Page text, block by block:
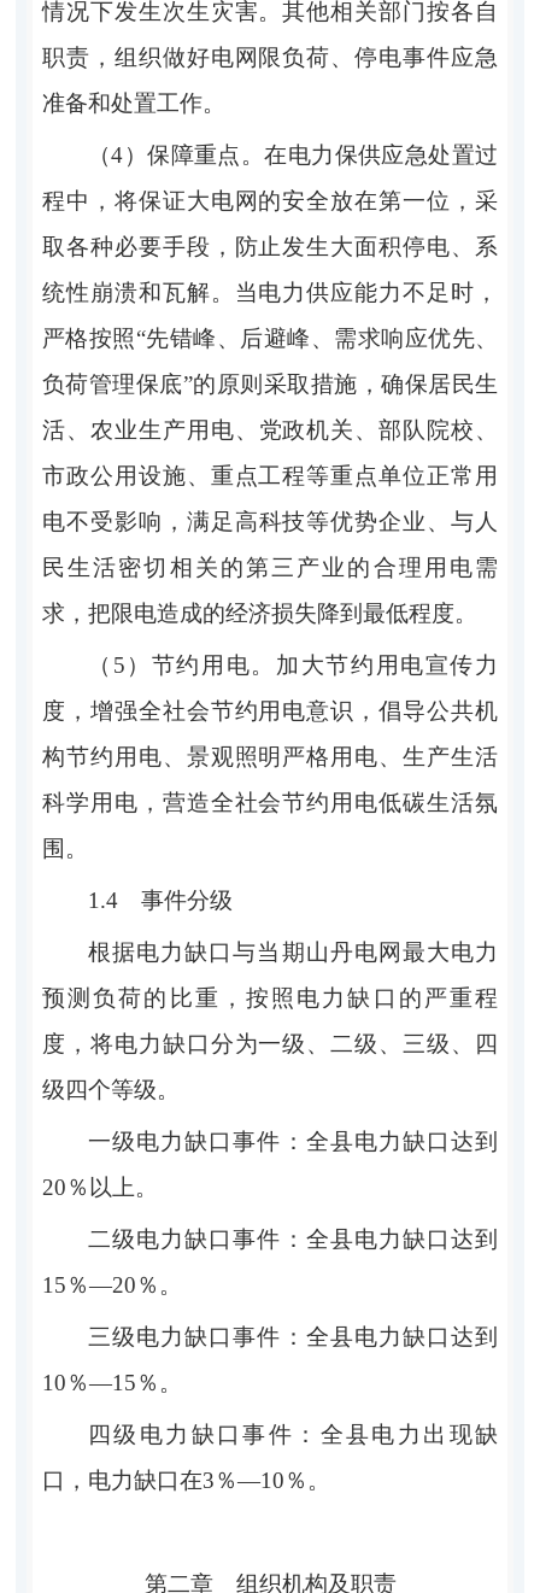
情况下发生次生灾害。其他相关部门按各自
职责，组织做好电网限负荷、停电事件应急
准备和处置工作。
（4）保障重点。在电力保供应急处置过
程中，将保证大电网的安全放在第一位，采
取各种必要手段，防止发生大面积停电、 系
统性崩溃和瓦解。当电力供应能力不足时，
严格按照“先错峰、后避峰、需求响应优先、
负荷管理保底”的原则采取措施，确保居民生
活、 农业生产用电、 党政机关、部队院校、
市政公用设施、重点工程等重点单位正常用
电不受影响， 满足高科技等优势企业、与人
民生活密切 相关的第三产业的合理用电需
求，把限电造成的经济损失降到最低程度。
（ 5 ）节约用电。 加大节约用电宣传力
度，增强全社会节约用电意识 ，倡导公共机
构节约用电、景观照明严格用电、生产生活
科学用电，营造全社会节约用电低碳生活氛
围。
1.4 事件分级
根据电力缺口与当期山丹电网最大电力
预测负荷的比重，按照电力缺口的严重程
度，将电力缺口分为一级、二级、三级、四
级四个等级。
一级电力缺口事件 ： 全县电力缺口达到
20％ 以上。
二级电力缺口事件 ： 全县电力缺口达到
15％—20％ 。
三级电力缺口事件 ： 全县电力缺口达到
10％—15％ 。
四级电力缺口事件 ： 全县电力出现缺
口，电力缺口在3％—10％ 。
第二章 组织机构及职责